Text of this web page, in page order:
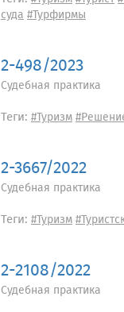
суда#Турфирмы
2-498/2023
Судебная практика
Теги: #Туризм
2-3667/2022
Судебная практика
Теги: #Туризм
2-2108/2022
Судебная практика